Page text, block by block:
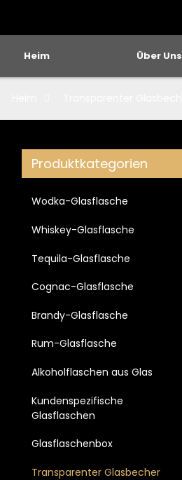
Heim Über Uns
Produktkategorien
Wodka-Glasflasche
Whiskey-Glasflasche
Tequila-Glasflasche
Cognac-Glasflasche
Brandy-Glasflasche
Rum-Glasflasche
Alkoholflaschen aus Glas
Kundenspezifische
Glasflaschen
Glasflaschenbox
Transparenter Glasbecher
Loading...
Loading...